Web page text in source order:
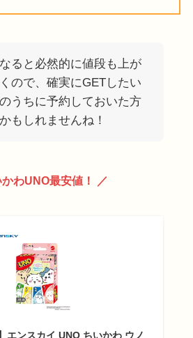
ると必然的に値段も上が
ので、確実にGETしたい
うちに予約しておいた方
もしれませんね！
かわUNO最安値！ ／
エンスカイ UNO ちいかわ ウノ